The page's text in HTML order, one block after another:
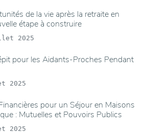
de la vie après la retraite en
étape à construire
2025
pour les Aidants-Proches Pendant
2025
pour un Séjour en Maisons
: Mutuelles et Pouvoirs Publics
2025